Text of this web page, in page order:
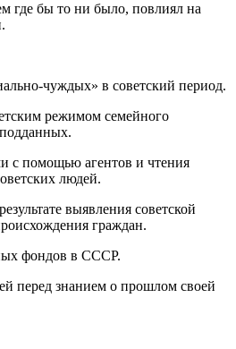
где бы то ни было, повлиял на
чуждых» в советский период.
режимом семейного
с помощью агентов и чтения
людей.
выявления советской
граждан.
фондов в СССР.
перед знанием о прошлом своей